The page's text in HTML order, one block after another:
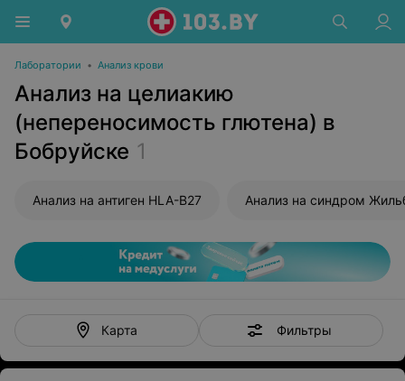
Лаборатории • Анализ крови
Анализ на целиакию
(непереносимость глютена) в
Бобруйске 1
Анализ на антиген HLA-B27 Анализ на синдром
Карта Фильтры